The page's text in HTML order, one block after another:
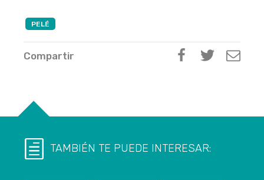
PELÉ
Compartir
TAMBIÉN TE PUEDE INTERESAR: